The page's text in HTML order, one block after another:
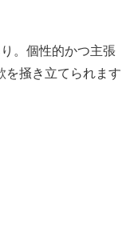
。個性的かつ主張
を掻き立てられます